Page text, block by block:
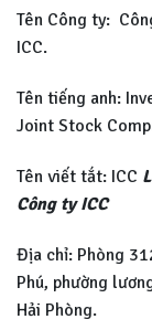
Tên Công ty:
ICC.
Tên tiếng anh:
Joint Stock
Tên viết tắt: ICC
Công ty ICC
Địa chỉ: Phòng
Phú, phường
Hải Phòng.